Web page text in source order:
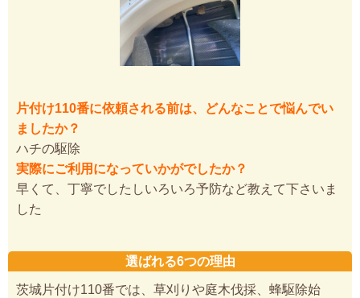
片付け110番に依頼される前は、どんなことで悩んでい
ましたか？
ハチの駆除
実際にご利用になっていかがでしたか？
早くて、丁寧でしたしいろいろ予防など教えて下さいま
した
選ばれる6つの理由
茨城片付け110番では、草刈りや庭木伐採、蜂駆除始